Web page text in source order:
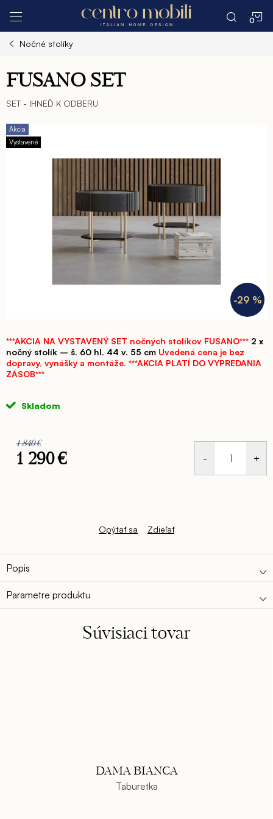
Nočné stolíky
FUSANO SET
SET - IHNEĎ K ODBERU
Akcia
Vystavené
-29 %
***AKCIA NA VYSTAVENÝ SET nočných stolíkov FUSANO*** 2 x
nočný stolík – š. 60 hl. 44 v. 55 cm Uvedená cena je bez
dopravy, vynášky a montáže. ***AKCIA PLATÍ DO VYPREDANIA
ZÁSOB***
Skladom
1 840 €
1 290 €
Opýtať sa Zdieľať
Popis
Parametre produktu
Súvisiaci tovar
DAMA BIANCA
Taburetka